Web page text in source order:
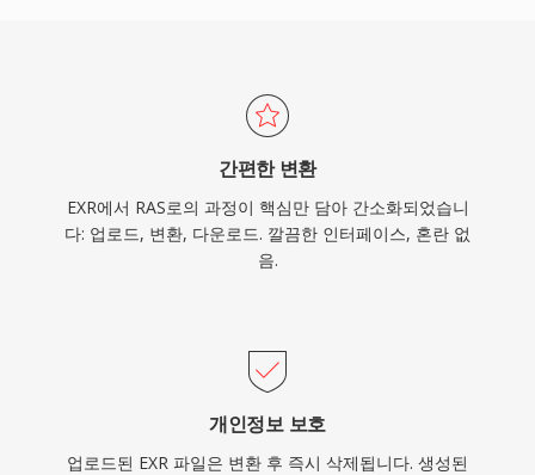
간편한 변환
EXR에서 RAS로의 과정이 핵심만 담아 간소화되었습니
다: 업로드, 변환, 다운로드. 깔끔한 인터페이스, 혼란 없
음.
개인정보 보호
업로드된 EXR 파일은 변환 후 즉시 삭제됩니다. 생성된